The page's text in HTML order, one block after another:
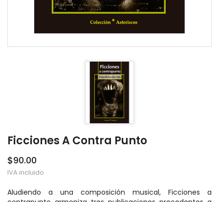
Ficciones A Contra Punto
$90.00
IVA incluido
Aludiendo a una composición musical, Ficciones a